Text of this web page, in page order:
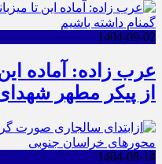
1404-09-02
عرب زاده: آماده
از پیکر مطهر
1404-08-14